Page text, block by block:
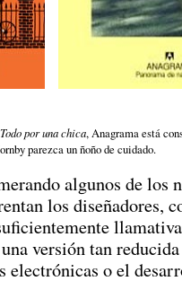
Todo por una chica, Anagrama está
parezca un ñoño de cuidado.
algunos de los
los diseñadores,
versión tan
electrónicas o el